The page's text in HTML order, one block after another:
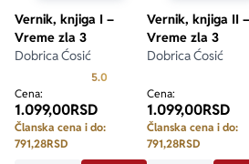
Vernik, knjiga I –
Vreme zla 3
Dobrica Ćosić
5.0
Cena:
1.099,00RSD
Članska cena i do:
791,28RSD
Vernik, knjiga II –
Vreme zla 3
Dobrica Ćosić
Cena:
1.099,00RSD
Članska cena i do:
791,28RSD